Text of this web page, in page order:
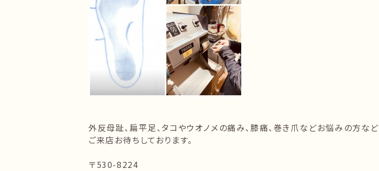
外反母趾、扁平足、タコやウオノメの痛み、膝痛、巻き爪などお悩みの方など
ご来店お待ちしております。
〒530-8224